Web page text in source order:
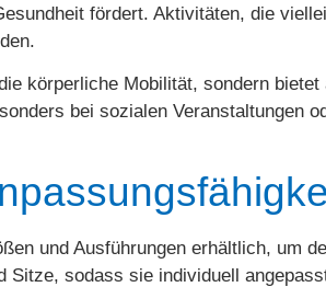
fördert. Aktivitäten, die
körperliche Mobilität, sondern
bei sozialen Veranstaltungen
und Ausführungen erhältlich, um
Sitze, sodass sie individuell